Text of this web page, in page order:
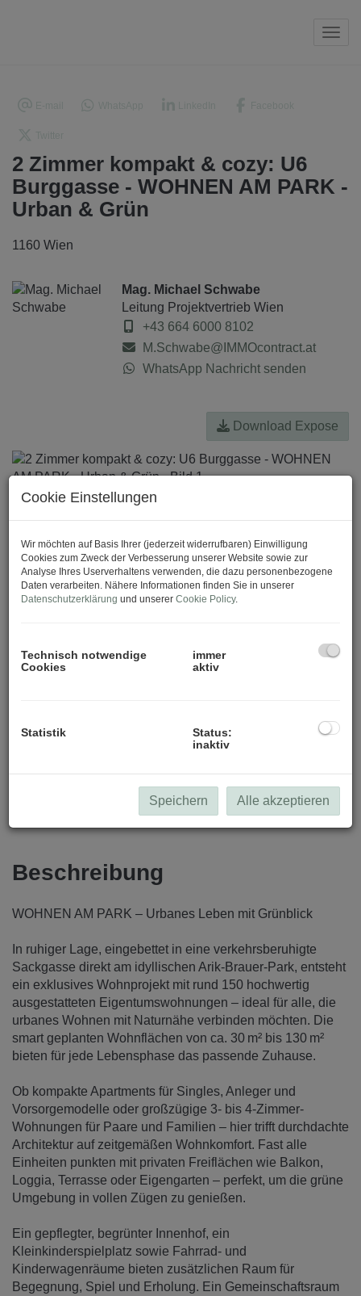
2 Zimmer kompakt & cozy: U6
Burggasse - WOHNEN AM PARK -
Urban & Grün
1160 Wien
Mag. Michael Schwabe
Leitung Projektvertrieb Wien
+43 664 6000 8102
M.Schwabe@IMMOcontract.at
WhatsApp Nachricht senden
Download Expose
Beschreibung
WOHNEN AM PARK – Urbanes Leben mit Grünblick
In ruhiger Lage, eingebettet in eine verkehrsberuhigte
Sackgasse direkt am idyllischen Arik-Brauer-Park, entsteht
ein exklusives Wohnprojekt mit rund 150 hochwertig
ausgestatteten Eigentumswohnungen – ideal für alle, die
urbanes Wohnen mit Naturnähe verbinden möchten. Die
smart geplanten Wohnflächen von ca. 30 m² bis 130 m²
bieten für jede Lebensphase das passende Zuhause.
Ob kompakte Apartments für Singles, Anleger und
Vorsorgemodelle oder großzügige 3- bis 4-Zimmer-
Wohnungen für Paare und Familien – hier trifft durchdachte
Architektur auf zeitgemäßen Wohnkomfort. Fast alle
Einheiten punkten mit privaten Freiflächen wie Balkon,
Loggia, Terrasse oder Eigengarten – perfekt, um die grüne
Umgebung in vollen Zügen zu genießen.
Ein gepflegter, begrünter Innenhof, ein
Kleinkinderspielplatz sowie Fahrrad- und
Kinderwagenräume bieten zusätzlichen Raum für
Begegnung, Spiel und Erholung. Ein Gemeinschaftsraum
Cookie Einstellungen
Wir möchten auf Basis Ihrer (jederzeit widerrufbaren) Einwilligung
Cookies zum Zweck der Verbesserung unserer Website sowie zur
Analyse Ihres Userverhaltens verwenden, die dazu personenbezogene
Daten verarbeiten. Nähere Informationen finden Sie in unserer
Datenschutzerklärung und unserer Cookie Policy.
Technisch notwendige
Cookies
immer
aktiv
Statistik
Status:
inaktiv
Speichern Alle akzeptieren